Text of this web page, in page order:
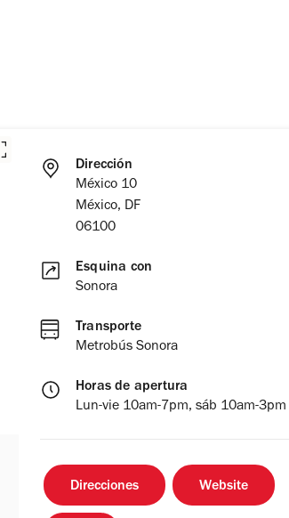
Dirección
México 10
México, DF
06100
Esquina con
Sonora
Transporte
Metrobús Sonora
Horas de apertura
Lun-vie 10am-7pm, sáb 10am-3pm
Direcciones Website